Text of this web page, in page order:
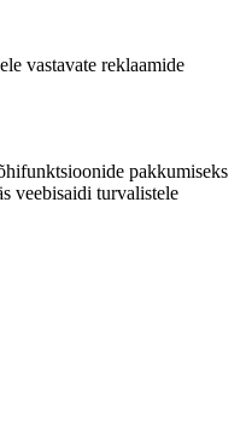
vastavate reklaamide
pakkumiseks
veebisaidi turvalistele